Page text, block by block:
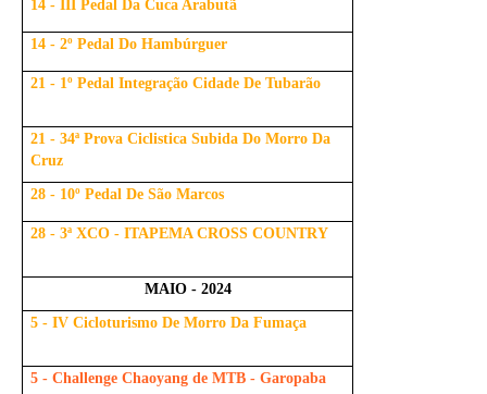
14 - III Pedal Da Cuca Arabutã
14 - 2º Pedal Do Hambúrguer
21 - 1º Pedal Integração Cidade De Tubarão
21 - 34ª Prova Ciclistica Subida Do Morro Da
Cruz
28 - 10º Pedal De São Marcos
28 - 3ª XCO - ITAPEMA CROSS COUNTRY
MAIO - 2024
5 - IV Cicloturismo De Morro Da Fumaça
5 - Challenge Chaoyang de MTB - Garopaba